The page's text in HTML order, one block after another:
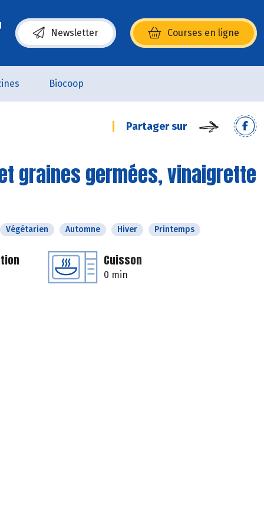
Newsletter Courses en ligne
(s’ouvre dans une nouvelle fenêtre)
Biocoop
Partager sur
graines germées, vinaigrette
Végétarien Automne Hiver Printemps
Cuisson
0 min